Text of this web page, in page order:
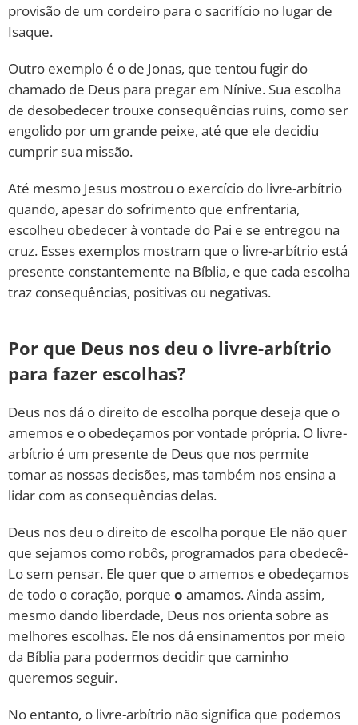
provisão de um cordeiro para o sacrifício no lugar de
Isaque.
Outro exemplo é o de Jonas, que tentou fugir do
chamado de Deus para pregar em Nínive. Sua escolha
de desobedecer trouxe consequências ruins, como ser
engolido por um grande peixe, até que ele decidiu
cumprir sua missão.
Até mesmo Jesus mostrou o exercício do livre-arbítrio
quando, apesar do sofrimento que enfrentaria,
escolheu obedecer à vontade do Pai e se entregou na
cruz. Esses exemplos mostram que o livre-arbítrio está
presente constantemente na Bíblia, e que cada escolha
traz consequências, positivas ou negativas.
Por que Deus nos deu o livre-arbítrio
para fazer escolhas?
Deus nos dá o direito de escolha porque deseja que o
amemos e o obedeçamos por vontade própria. O livre-
arbítrio é um presente de Deus que nos permite
tomar as nossas decisões, mas também nos ensina a
lidar com as consequências delas.
Deus nos deu o direito de escolha porque Ele não quer
que sejamos como robôs, programados para obedecê-
Lo sem pensar. Ele quer que o amemos e obedeçamos
de todo o coração, porque o amamos. Ainda assim,
mesmo dando liberdade, Deus nos orienta sobre as
melhores escolhas. Ele nos dá ensinamentos por meio
da Bíblia para podermos decidir que caminho
queremos seguir.
No entanto, o livre-arbítrio não significa que podemos